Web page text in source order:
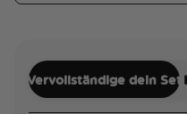
Vervollständige dein Set